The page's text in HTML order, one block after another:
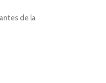
de la